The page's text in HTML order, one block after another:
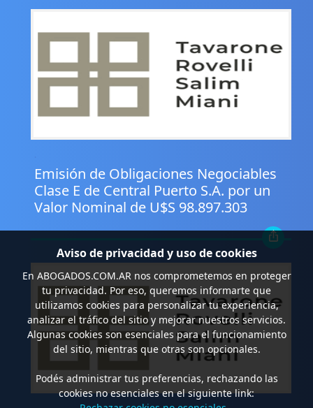
Emisión de Obligaciones Negociables
Clase E de Central Puerto S.A. por un
Valor Nominal de U$S 98.897.303
Aviso de privacidad y uso de cookies
En ABOGADOS.COM.ARnos comprometemos en proteger
tu privacidad. Por eso, queremos informarte que
utilizamos cookies para personalizar tu experiencia,
analizar el tráfico del sitio y mejorar nuestros servicios.
Algunas cookies son esenciales para el funcionamiento
del sitio, mientras que otras son opcionales.
Podés administrar tus preferencias, rechazando las
cookies no esenciales en el siguiente link: